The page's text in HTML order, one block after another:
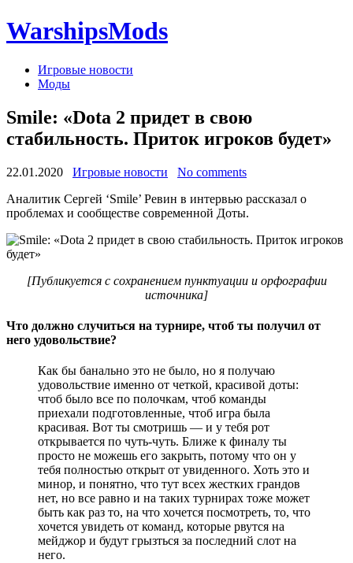
WarshipsMods
Игровые новости
Моды
Smile: «Dota 2 придет в свою
стабильность. Приток игроков будет»
22.01.2020 Игровые новости
No comments
Аналитик Сергей ‘Smile’ Ревин в интервью рассказал о
проблемах и сообществе современной Доты.
[Публикуется с сохранением пунктуации и орфографии
источника]
Что должно случиться на турнире, чтоб ты получил от
него удовольствие?
Как бы банально это не было, но я получаю
удовольствие именно от четкой, красивой доты:
чтоб было все по полочкам, чтоб команды
приехали подготовленные, чтоб игра была
красивая. Вот ты смотришь — и у тебя рот
открывается по чуть-чуть. Ближе к финалу ты
просто не можешь его закрыть, потому что он у
тебя полностью открыт от увиденного. Хоть это и
минор, и понятно, что тут всех жестких грандов
нет, но все равно и на таких турнирах тоже может
быть как раз то, на что хочется посмотреть, то, что
хочется увидеть от команд, которые рвутся на
мейджор и будут грызться за последний слот на
него.